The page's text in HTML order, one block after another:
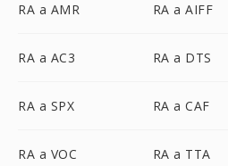
RA a AMR RA a AIFF
RA a AC3 RA a DTS
RA a SPX RA a CAF
RA a VOC RA a TTA